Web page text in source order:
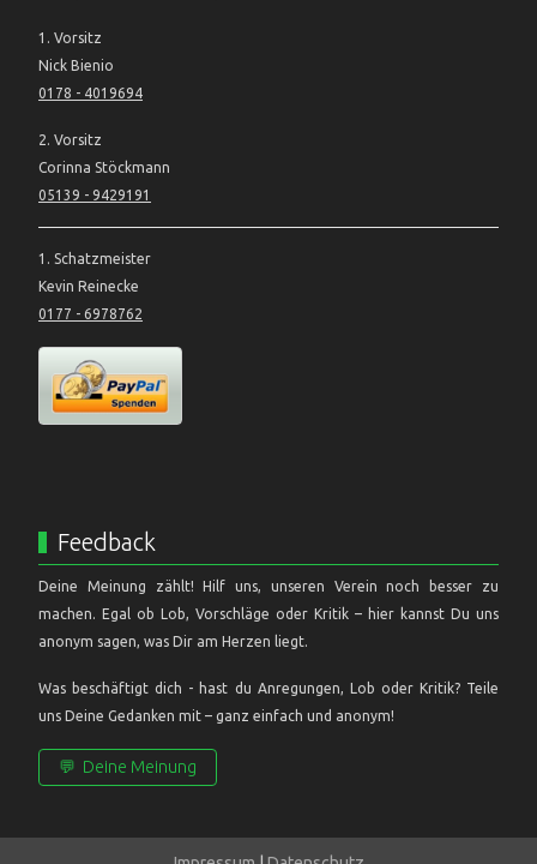
1. Vorsitz
Nick Bienio
0178 - 4019694
2. Vorsitz
Corinna Stöckmann
05139 - 9429191
1. Schatzmeister
Kevin Reinecke
0177 - 6978762
Feedback
Deine Meinung zählt! Hilf uns, unseren Verein noch besser zu
machen. Egal ob Lob, Vorschläge oder Kritik – hier kannst Du uns
anonym sagen, was Dir am Herzen liegt.
Was beschäftigt dich - hast du Anregungen, Lob oder Kritik? Teile
uns Deine Gedanken mit – ganz einfach und anonym!
💬 Deine Meinung